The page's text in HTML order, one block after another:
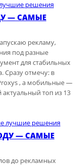
— САМЫЕ
рекламу,
под разные
для стабильных
Сразу отмечу: в
, а мобильные —
топ из 13
— САМЫЕ
до рекламных